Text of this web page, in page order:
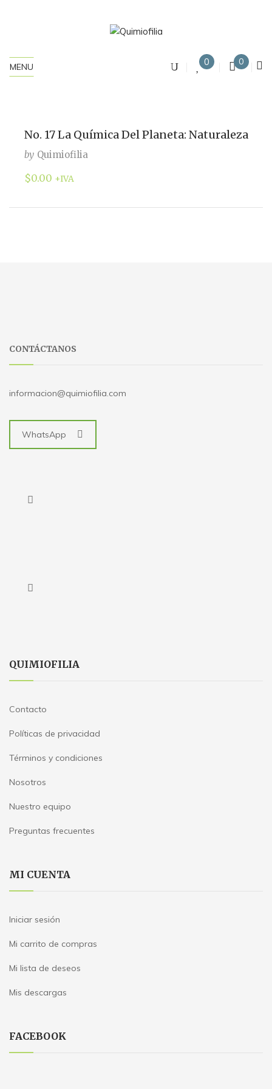
MENU 0 0
No. 17 La Química Del Planeta: Naturaleza
by Quimiofilia
$0.00 +IVA
CONTÁCTANOS
informacion@quimiofilia.com
WhatsApp
QUIMIOFILIA
Contacto
Políticas de privacidad
Términos y condiciones
Nosotros
Nuestro equipo
Preguntas frecuentes
MI CUENTA
Iniciar sesión
Mi carrito de compras
Mi lista de deseos
Mis descargas
FACEBOOK